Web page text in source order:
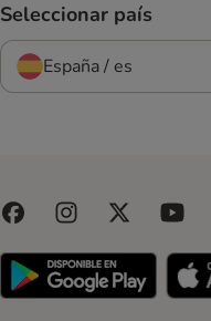
Seleccionar país
España / es